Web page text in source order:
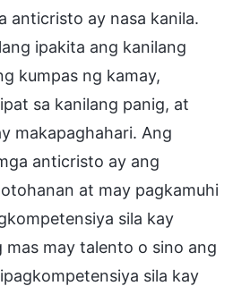
anticristo ay nasa kanila.
ipakita ang kanilang
kumpas ng kamay,
sa kanilang panig, at
makapaghahari. Ang
anticristo ay ang
at may pagkamuhi
sila kay
mas may talento o sino ang
sila kay